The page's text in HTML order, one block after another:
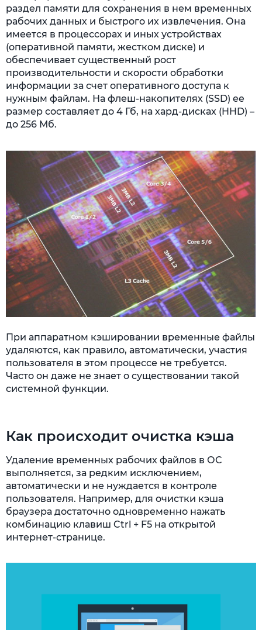
раздел памяти для сохранения в нем временных
рабочих данных и быстрого их извлечения. Она
имеется в процессорах и иных устройствах
(оперативной памяти, жестком диске) и
обеспечивает существенный рост
производительности и скорости обработки
информации за счет оперативного доступа к
нужным файлам. На флеш-накопителях (SSD) ее
размер составляет до 4 Гб, на хард-дисках (HHD) –
до 256 Мб.
При аппаратном кэшировании временные файлы
удаляются, как правило, автоматически, участия
пользователя в этом процессе не требуется.
Часто он даже не знает о существовании такой
системной функции.
Как происходит очистка кэша
Удаление временных рабочих файлов в ОС
выполняется, за редким исключением,
автоматически и не нуждается в контроле
пользователя. Например, для очистки кэша
браузера достаточно одновременно нажать
комбинацию клавиш Ctrl + F5 на открытой
интернет-странице.